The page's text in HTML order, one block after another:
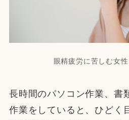
眼精疲労に苦しむ女性
長時間のパソコン作業、書
作業をしていると、ひどく